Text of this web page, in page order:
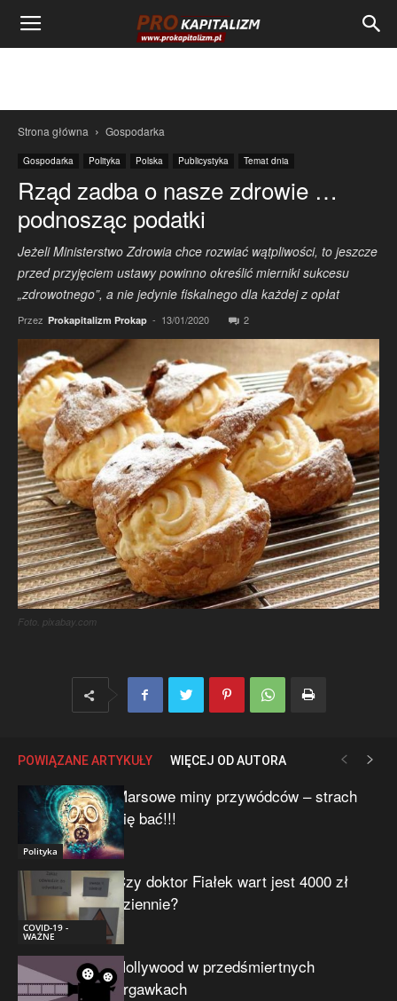
Strona główna Gospodarka
Gospodarka Polityka Polska Publicystyka Temat dnia
Rząd zadba o nasze zdrowie …
podnosząc podatki
Jeżeli Ministerstwo Zdrowia chce rozwiać wątpliwości, to jeszcze
przed przyjęciem ustawy powinno określić mierniki sukcesu
„zdrowotnego”, a nie jedynie fiskalnego dla każdej z opłat
Przez Prokapitalizm Prokap - 13/01/2020 2
Foto. pixabay.com
POWIĄZANE ARTYKUŁY WIĘCEJ OD AUTORA
Polityka
Marsowe miny przywódców – strach
się bać!!!
COVID-19 -
WAŻNE
Czy doktor Fiałek wart jest 4000 zł
dziennie?
Hollywood w przedśmiertnych
drgawkach